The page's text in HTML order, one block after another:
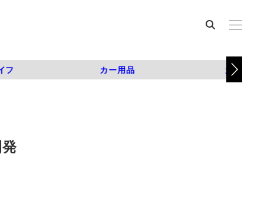
フ カー用品 カスタム